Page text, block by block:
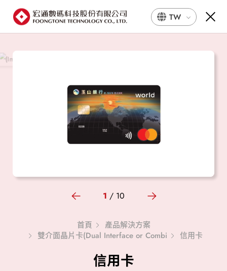
TW
1 / 10
首頁
產品解決方案
雙介面晶片卡(Dual Interface or Combi
信用卡
信用卡